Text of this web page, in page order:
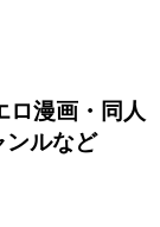
ロ漫画・同人
ンルなど